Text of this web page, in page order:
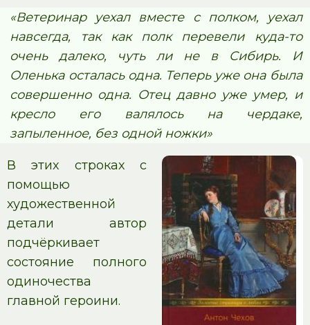
«Ветеринар уехал вместе с полком, уехал
навсегда, так как полк перевели куда-то
очень далеко, чуть ли не в Сибирь. И
Оленька осталась одна. Теперь уже она была
совершенно одна. Отец давно уже умер, и
кресло его валялось на чердаке,
запыленное, без одной ножки»
В этих строках с
помощью
художественной
детали автор
подчёркивает
состояние полного
одиночества
главной героини.